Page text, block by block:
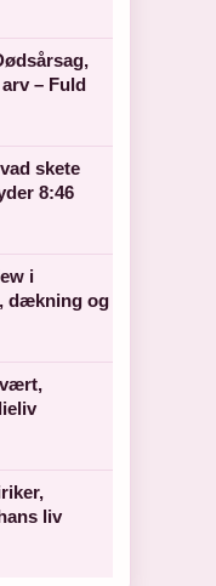
– Fuld
skete
8:46
i
dækning og
liv